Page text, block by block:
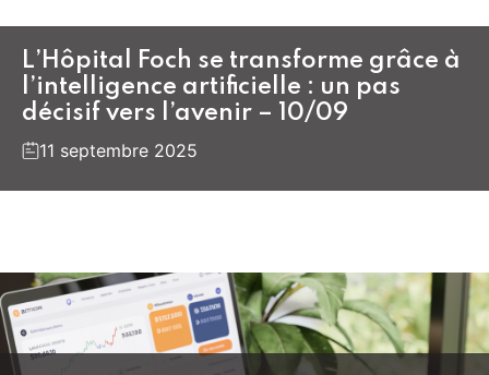
L’Hôpital Foch se transforme grâce à
l’intelligence artificielle : un pas
décisif vers l’avenir – 10/09
11 septembre 2025